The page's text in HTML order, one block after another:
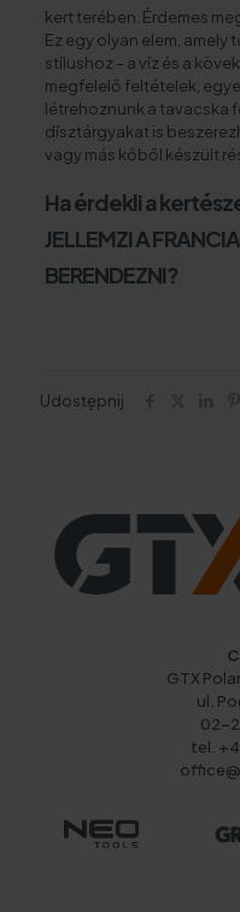
kert terében. Érdemes
Ez egy olyan elem,
stílushoz – a víz és a
megfelelő feltételek,
létrehoznunk a tavacska
dísztárgyakat is
vagy más kőből készült
Ha érdekli a
JELLEMZI A
BERENDEZNI?
Udostępnij
GTX
ul.
02-
tel.